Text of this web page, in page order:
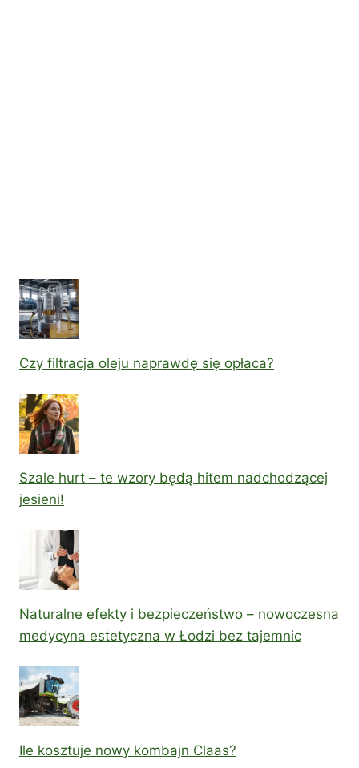
Czy filtracja oleju naprawdę się opłaca?
Szale hurt – te wzory będą hitem nadchodzącej
jesieni!
Naturalne efekty i bezpieczeństwo – nowoczesna
medycyna estetyczna w Łodzi bez tajemnic
Ile kosztuje nowy kombajn Claas?